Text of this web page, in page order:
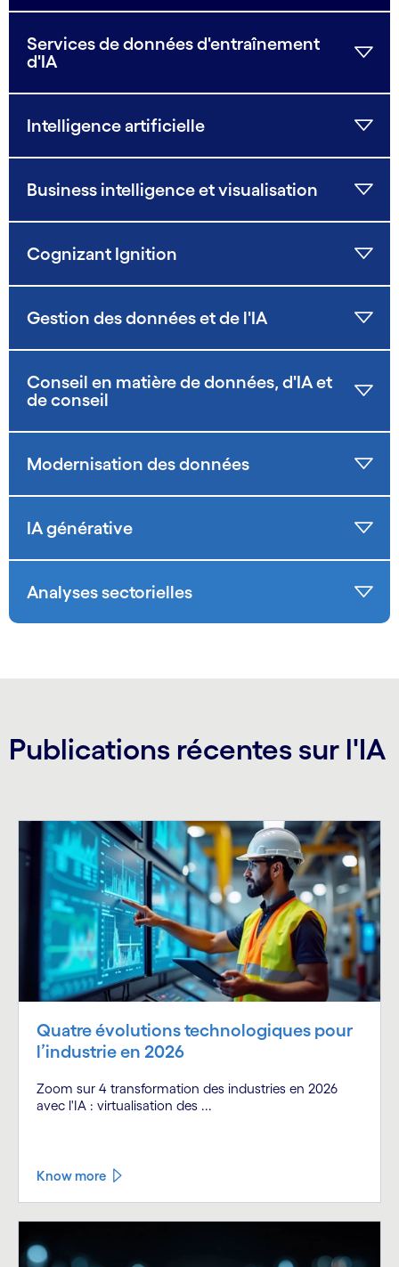
Services de données d'entraînement
d'IA
Intelligence artificielle
Business intelligence et visualisation
Cognizant Ignition
Gestion des données et de l'IA
Conseil en matière de données, d'IA et
de conseil
Modernisation des données
IA générative
Analyses sectorielles
Publications récentes sur l'IA
Quatre évolutions technologiques pour
l’industrie en 2026
Zoom sur 4 transformation des industries en 2026
avec l'IA : virtualisation des ...
Know more